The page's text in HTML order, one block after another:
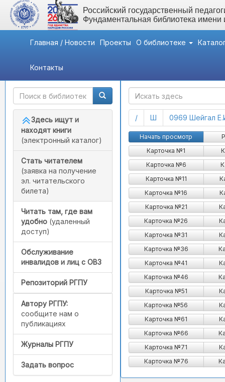
Российский государственный
Фундаментальная библиотека
Главная / Новости Проекты О библиотеке
Контакты
Быстрый доступ
Здесь ищут и
находят книги
(электронный каталог)
Стать читателем
(заявка на получение
эл. читательского
билета)
Читать там, где вам
удобно (удаленный
доступ)
Обслуживание
инвалидов и лиц с ОВЗ
Репозиторий РГПУ
Автору РГПУ:
сообщите нам о
публикациях
Журналы РГПУ
Задать вопрос
/(current)
Ш (current)
0969 Шейгал
Начать просмотр
Карточка №1
Карточка №6
Карточка №11
Карточка №16
Карточка №21
Карточка №26
Карточка №31
Карточка №36
Карточка №41
Карточка №46
Карточка №51
Карточка №56
Карточка №61
Карточка №66
Карточка №71
Карточка №76